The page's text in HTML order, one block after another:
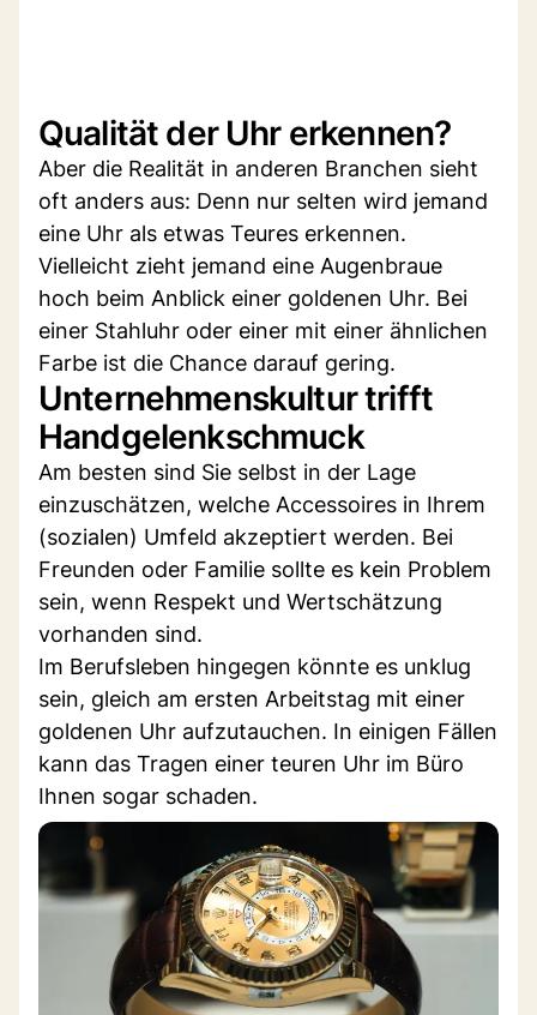
Qualität der Uhr erkennen?
Aber die Realität in anderen Branchen sieht
oft anders aus: Denn nur selten wird jemand
eine Uhr als etwas Teures erkennen.
Vielleicht zieht jemand eine Augenbraue
hoch beim Anblick einer goldenen Uhr. Bei
einer Stahluhr oder einer mit einer ähnlichen
Farbe ist die Chance darauf gering.
Unternehmenskultur trifft
Handgelenkschmuck
Am besten sind Sie selbst in der Lage
einzuschätzen, welche Accessoires in Ihrem
(sozialen) Umfeld akzeptiert werden. Bei
Freunden oder Familie sollte es kein Problem
sein, wenn Respekt und Wertschätzung
vorhanden sind.
Im Berufsleben hingegen könnte es unklug
sein, gleich am ersten Arbeitstag mit einer
goldenen Uhr aufzutauchen. In einigen Fällen
kann das Tragen einer teuren Uhr im Büro
Ihnen sogar schaden.